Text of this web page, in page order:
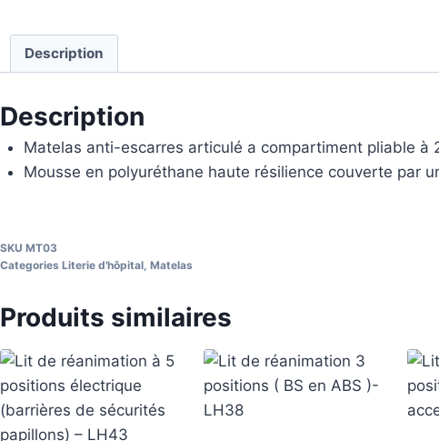
Description
Description
Matelas anti-escarres articulé a compartiment pliable à
Mousse en polyuréthane haute résilience couverte par
SKU MT03
Categories Literie d'hôpital Matelas
Produits similaires